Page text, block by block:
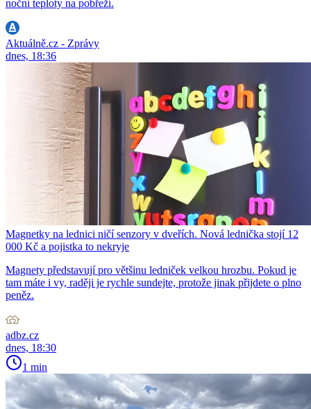
noční teploty na pobřeží.
Aktuálně.cz - Zprávy
dnes, 18:36
Magnetky na lednici ničí senzory v dveřích. Nová lednička stojí 12
000 Kč a pojistka to nekryje
Magnety představují pro většinu ledniček velkou hrozbu. Pokud je
tam máte i vy, raději je rychle sundejte, protože jinak přijdete o plno
peněz.
adbz.cz
dnes, 18:30
1 min